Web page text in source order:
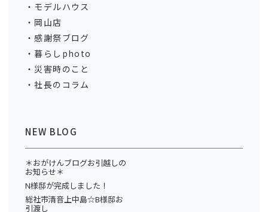
モデルハウス
岡山店
感謝祭ブログ
暮らしphoto
災害時のこと
社長のコラム
NEW BLOG
＊おがけんブログお引越しの
お知らせ＊
N様邸が完成しました！
総社市清音上中島☆B様邸お
引渡し